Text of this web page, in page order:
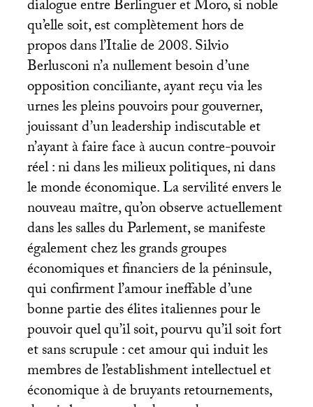
dialogue entre Berlinguer et Moro, si noble
qu’elle soit, est complètement hors de
propos dans l’Italie de 2008. Silvio
Berlusconi n’a nullement besoin d’une
opposition conciliante, ayant reçu via les
urnes les pleins pouvoirs pour gouverner,
jouissant d’un leadership indiscutable et
n’ayant à faire face à aucun contre-pouvoir
réel : ni dans les milieux politiques, ni dans
le monde économique. La servilité envers le
nouveau maître, qu’on observe actuellement
dans les salles du Parlement, se manifeste
également chez les grands groupes
économiques et financiers de la péninsule,
qui confirment l’amour ineffable d’une
bonne partie des élites italiennes pour le
pouvoir quel qu’il soit, pourvu qu’il soit fort
et sans scrupule : cet amour qui induit les
membres de l’establishment intellectuel et
économique à de bruyants retournements,